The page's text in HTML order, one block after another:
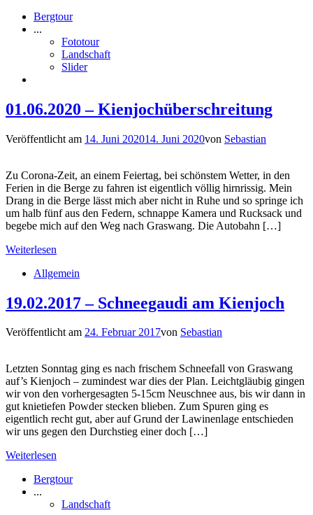
Bergtour
...
Fototour
Landschaft
Slider
01.06.2020 – Kienjochüberschreitung
Veröffentlicht am 14. Juni 202014. Juni 2020von Sebastian
Zu Corona-Zeit, an einem Feiertag, bei schönstem Wetter, in den
Ferien in die Berge zu fahren ist eigentlich völlig hirnrissig. Mein
Drang in die Berge lässt mich aber nicht in Ruhe und so springe ich
um halb fünf aus den Federn, schnappe Kamera und Rucksack und
begebe mich auf den Weg nach Graswang. Die Autobahn […]
Weiterlesen
Allgemein
19.02.2017 – Schneegaudi am Kienjoch
Veröffentlicht am 24. Februar 2017von Sebastian
Letzten Sonntag ging es nach frischem Schneefall von Graswang
auf’s Kienjoch – zumindest war dies der Plan. Leichtgläubig gingen
wir von den vorhergesagten 5-15cm Neuschnee aus, bis wir dann in
gut knietiefen Powder stecken blieben. Zum Spuren ging es
eigentlich recht gut, aber auf Grund der Lawinenlage entschieden
wir uns gegen den Durchstieg einer doch […]
Weiterlesen
Bergtour
...
Landschaft